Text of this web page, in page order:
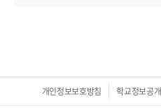
개인정보보호방침 학교정보공개